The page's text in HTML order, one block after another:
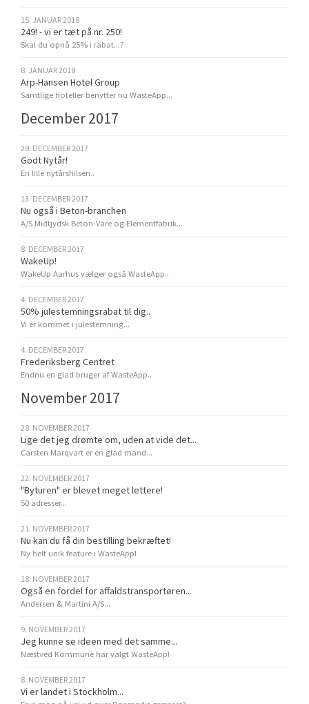
15. JANUAR 2018
249! - vi er tæt på nr. 250!
Skal du opnå 25% i rabat...?
8. JANUAR 2018
Arp-Hansen Hotel Group
Samtlige hoteller benytter nu WasteApp...
December 2017
29. DECEMBER 2017
Godt Nytår!
En lille nytårshilsen..
13. DECEMBER 2017
Nu også i Beton-branchen
A/S Midtjydsk Beton-Vare og Elementfabrik...
8. DECEMBER 2017
WakeUp!
WakeUp Aarhus vælger også WasteApp..
4. DECEMBER 2017
50% julestemningsrabat til dig..
Vi er kommet i julestemning...
4. DECEMBER 2017
Frederiksberg Centret
Endnu en glad bruger af WasteApp..
November 2017
28. NOVEMBER 2017
Lige det jeg drømte om, uden at vide det...
Carsten Marqvart er en glad mand...
22. NOVEMBER 2017
"Byturen" er blevet meget lettere!
50 adresser...
21. NOVEMBER 2017
Nu kan du få din bestilling bekræftet!
Ny helt unik feature i WasteApp!
18. NOVEMBER 2017
Også en fordel for affaldstransportøren...
Andersen & Martini A/S...
9. NOVEMBER 2017
Jeg kunne se ideen med det samme...
Næstved Kommune har valgt WasteApp!
8. NOVEMBER 2017
Vi er landet i Stockholm...